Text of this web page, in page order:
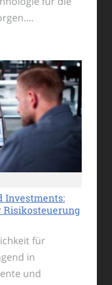
Investments:
für
in
und